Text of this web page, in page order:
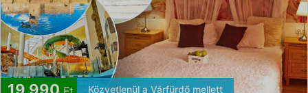
Közvetlenül a Várfürdő mellett